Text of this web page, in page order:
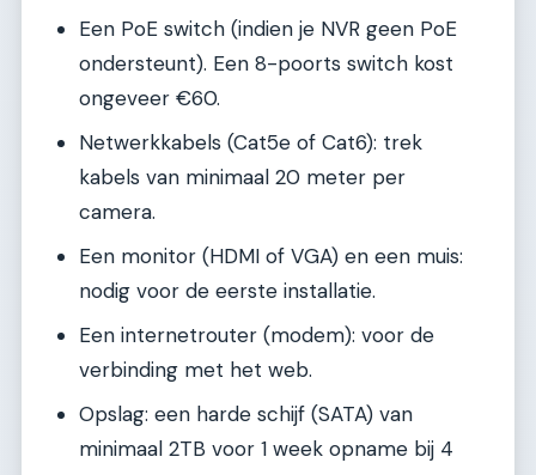
Een PoE switch (indien je NVR geen PoE
ondersteunt). Een 8-poorts switch kost
ongeveer €60.
Netwerkkabels (Cat5e of Cat6): trek
kabels van minimaal 20 meter per
camera.
Een monitor (HDMI of VGA) en een muis:
nodig voor de eerste installatie.
Een internetrouter (modem): voor de
verbinding met het web.
Opslag: een harde schijf (SATA) van
minimaal 2TB voor 1 week opname bij 4